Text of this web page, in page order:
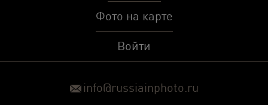
Фото на карте
Войти
info@russiainphoto.ru